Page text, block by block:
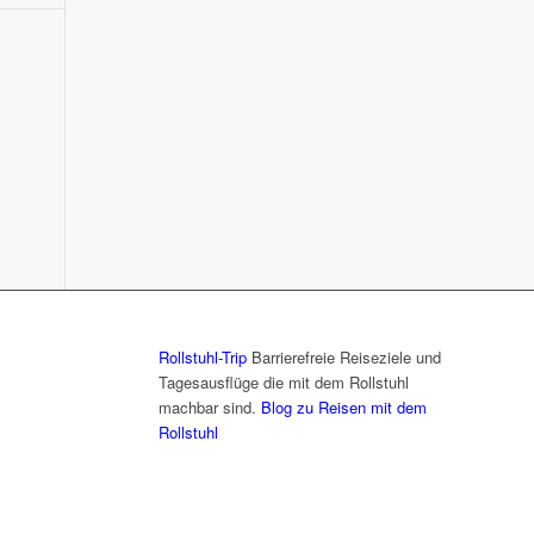
Rollstuhl-TripBarrierefreie Reiseziele und
Tagesausflüge die mit dem Rollstuhl
machbar sind. Blog zu Reisen mit dem
Rollstuhl